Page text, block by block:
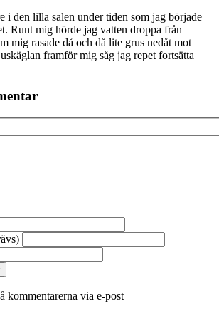
i den lilla salen under tiden som jag började
Runt mig hörde jag vatten droppa från
mig rasade då och då lite grus nedåt mot
framför mig såg jag repet fortsätta
kommentarerna via e-post